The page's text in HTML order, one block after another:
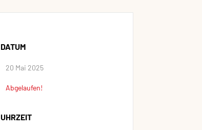
DATUM
20 Mai 2025
Abgelaufen!
UHRZEIT